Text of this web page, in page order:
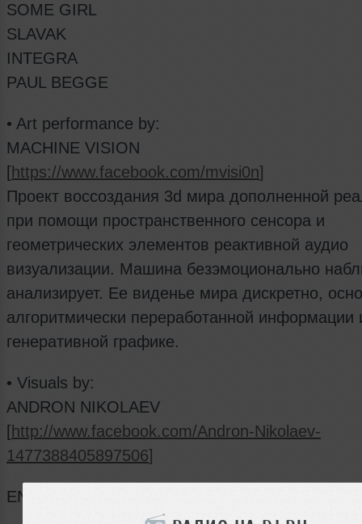
SOME GIRL
SLAVAK
INTEGRA
PAUL BEGGE
• Art performance by:
MACHINE VISION
[https://www.facebook.com/mvisi0n]
Проект воссоздания 3d мира дополненной
при помощи пространственного сенсора и
геометрических элементов реактивной аудио
визуализации. Машина безэмоционально
анализирует. Ее виденье мира дискретно,
алгоритмически переработанной информации
генеративной графике.
• Visuals by:
ANDRON NIKOLAEV
[http://www.facebook.com/Andron-Nikolaev-
1477388405897506]
ENTER: